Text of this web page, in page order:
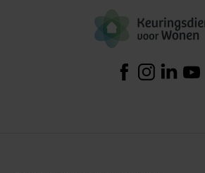
FacebookInstagram
Linkedin